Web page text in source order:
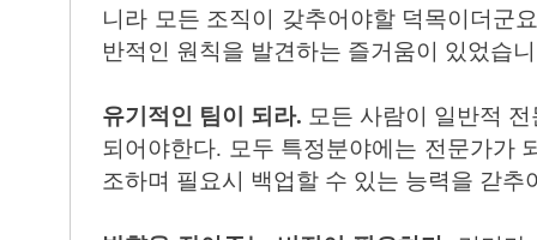
니라 모든 조직이 갖추어야할 덕목이더군
반적인 원칙을 발견하는 즐거움이 있었습
유기적인 팀이 되라. 모든 사람이 일반적 전
되어야한다. 모두 특정분야에는 전문가가
조하며 필요시 백업할 수 있는 능력을 갇추